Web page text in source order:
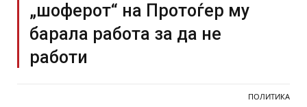
„шоферот“ на Протоѓер му
барала работа за да не
работи
ПОЛИТИКА